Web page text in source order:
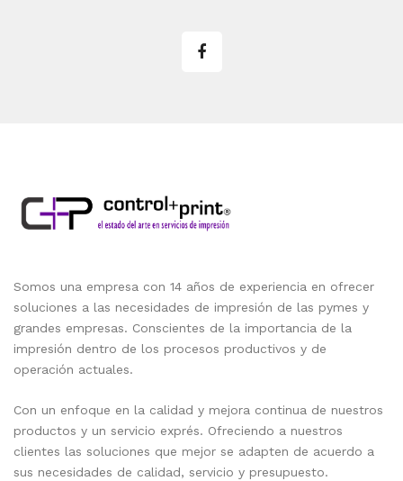
Somos una empresa con 14 años de experiencia en ofrecer
soluciones a las necesidades de impresión de las pymes y
grandes empresas. Conscientes de la importancia de la
impresión dentro de los procesos productivos y de
operación actuales.
Con un enfoque en la calidad y mejora continua de nuestros
productos y un servicio exprés. Ofreciendo a nuestros
clientes las soluciones que mejor se adapten de acuerdo a
sus necesidades de calidad, servicio y presupuesto.